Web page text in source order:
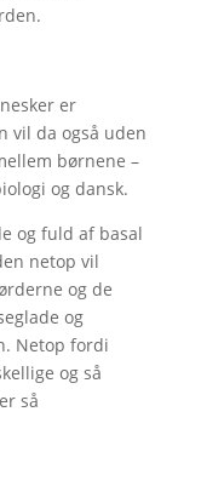
er
vil da også uden
børnene –
og dansk.
og fuld af basal
netop vil
og de
og
Netop fordi
og så
så